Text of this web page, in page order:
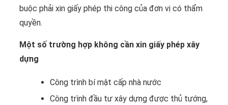
buộc phải xin giấy phép thi công của đơn vị có thẩm
quyền.
Một số trường hợp không cần xin giấy phép xây
dựng
Công trình bí mật cấp nhà nước
Công trình đầu tư xây dựng được thủ tướng,